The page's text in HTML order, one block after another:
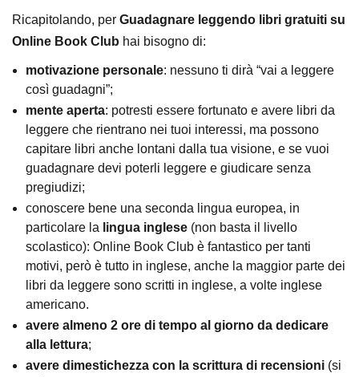
Ricapitolando, per Guadagnare leggendo libri gratuiti su
Online Book Club hai bisogno di:
motivazione personale: nessuno ti dirà “vai a leggere
così guadagni”;
mente aperta: potresti essere fortunato e avere libri da
leggere che rientrano nei tuoi interessi, ma possono
capitare libri anche lontani dalla tua visione, e se vuoi
guadagnare devi poterli leggere e giudicare senza
pregiudizi;
conoscere bene una seconda lingua europea, in
particolare la lingua inglese (non basta il livello
scolastico): Online Book Club è fantastico per tanti
motivi, però è tutto in inglese, anche la maggior parte dei
libri da leggere sono scritti in inglese, a volte inglese
americano.
avere almeno 2 ore di tempo al giorno da dedicare
alla lettura;
avere dimestichezza con la scrittura di recensioni (si